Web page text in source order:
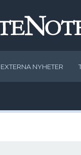
EXTERNA NYHETER